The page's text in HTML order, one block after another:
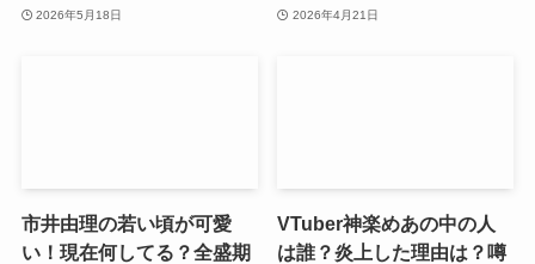
2026年5月18日 2026年4月21日
市井由理の若い頃が可愛
い！現在何してる？全盛期
VTuber神楽めあの中の人
は誰？炎上した理由は？噂